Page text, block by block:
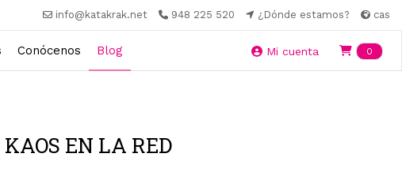
info@katakrak.net 948 225 520 ¿Dónde estamos? cas
Conócenos Blog Mi cuenta 0
EN LA RED